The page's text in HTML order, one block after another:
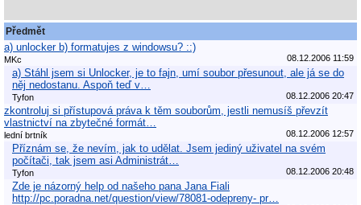
Předmět
a) unlocker b) formatujes z windowsu? ::)
MKc 08.12.2006 11:59
a) Stáhl jsem si Unlocker, je to fajn, umí soubor přesunout, ale já se do
něj nedostanu. Aspoň teď v…
Tyfon 08.12.2006 20:47
zkontroluj si přístupová práva k těm souborům, jestli nemusíš převzít
vlastnictví na zbytečné formát…
lední brtník 08.12.2006 12:57
Příznám se, že nevím, jak to udělat. Jsem jediný uživatel na svém
počítači, tak jsem asi Administrát…
Tyfon 08.12.2006 20:48
Zde je názorný help od našeho pana Jana Fiali
http://pc.poradna.net/question/view/78081-odepreny- pr…